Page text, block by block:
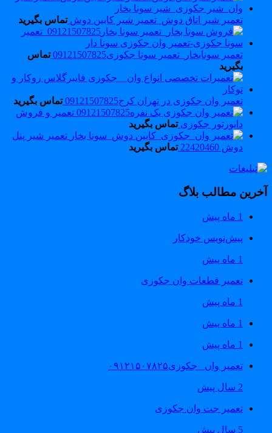
تعمیر شیر اتاق دوش_تعمیر شیر کابین دوش تماس بگیرید
تعمیر سونابخار_تعمیر سونا جکوزی09121507825
تماس
بگیرید
تعمیر وان جکوزی در تهران کرج09121507825
تماس بگیرید
تعمیر و فروش
دایورتور جکوزی تماس بگیرید
تعمیر شیر پنل
دوش 22420460
تماس بگیرید
مطالب بلاگ
1 ماه پیش
پیش‌نویس خودکار
تعمیر قطعات وان جکوزی
1 ماه پیش
1 ماه پیش
تعمیر وان _جکوزی۰۹۱۲۱۵۰۷۸۲۵
تعمیر جت وان جکوزی